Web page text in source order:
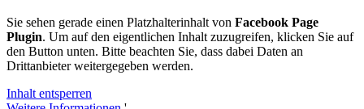
Sie sehen gerade einen Platzhalterinhalt von Facebook Page
Plugin. Um auf den eigentlichen Inhalt zuzugreifen, klicken Sie auf
den Button unten. Bitte beachten Sie, dass dabei Daten an
Drittanbieter weitergegeben werden.
Inhalt entsperren